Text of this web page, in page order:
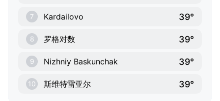
7 Kardailovo 39°
8 罗格对数 39°
9 Nizhniy Baskunchak 39°
10 斯维特雷亚尔 39°